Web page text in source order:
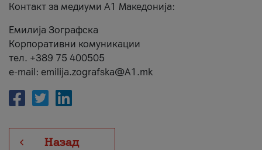
Контакт за медиуми А1 Македонија:
Емилија Зографска
Корпоративни комуникации
тел. +389 75 400505
e-mail: emilija.zografska@A1.mk
Назад